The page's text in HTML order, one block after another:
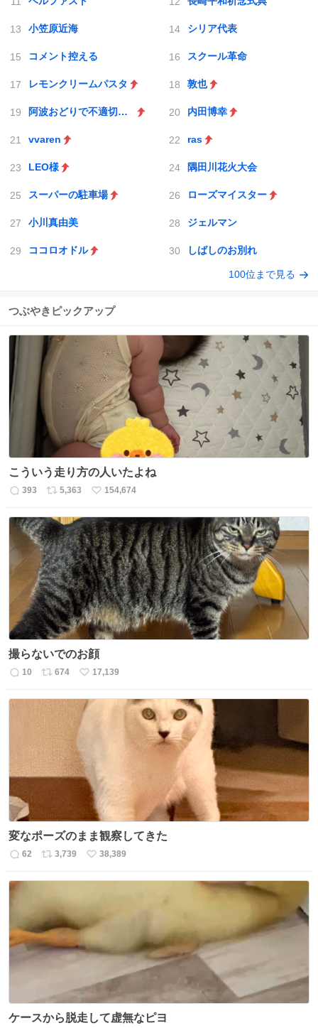
小笠原近海 シリア代表
コメント控える スクール革命
レモンクリームパスタ 敦也
阿波おどりで不適切な動画 内田博幸
vvaren ras
LEO様 隅田川花火大会
スーパーの駐車場 ローズマイスター
小川真由美 ジェルマン
ココロオドル しばしのお別れ
100位まで見る
つぶやきピックアップ
こういう走り方の人いたよね
返
数
393
リ
ス
ト
数
5,363
い
ね
数
154,674
撮らないでのお顔
返
10
リ
ス
数
674
い
ね
数
17,139
変なポーズのまま観察してきた
返
数
62
リ
数
3,739
い
38,389
ケースから脱走して虚無なピヨ